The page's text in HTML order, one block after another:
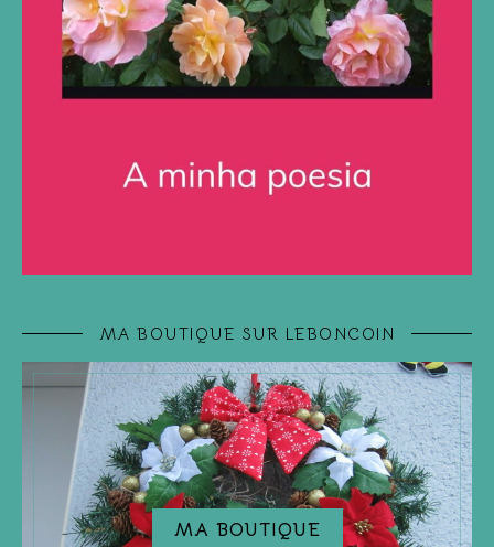
MA BOUTIQUE SUR LEBONCOIN
MA BOUTIQUE